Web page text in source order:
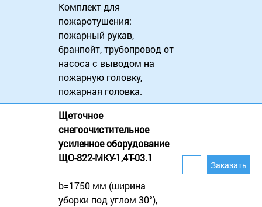
Комплект для
пожаротушения:
пожарный рукав,
бранпойт, трубопровод от
насоса с выводом на
пожарную головку,
пожарная головка.
Щеточное
снегоочистительное
усиленное оборудование
ЩО-822-МКУ-1,4Т-03.1
b=1750 мм (ширина
уборки под углом 30°),